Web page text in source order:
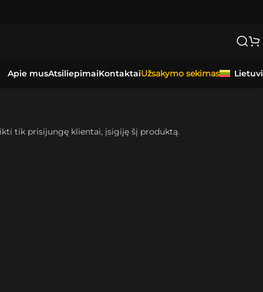
Apie musAtsiliepimaiKontaktaiUžsakymo sekimas
tik prisijungę klientai, įsigiję šį produktą.